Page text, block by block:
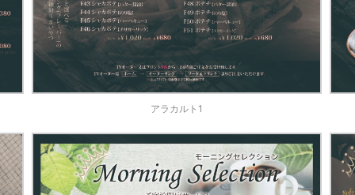
アラカルト1